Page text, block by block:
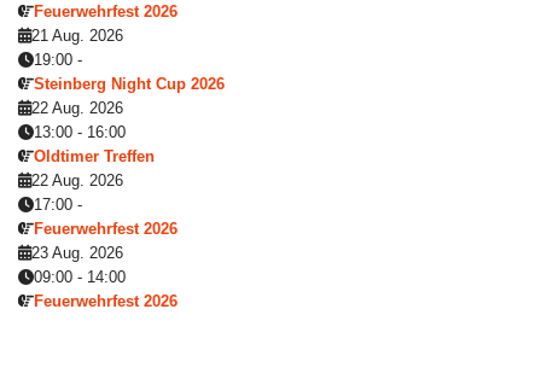
Feuerwehrfest 2026
21 Aug. 2026
19:00 -
Steinberg Night Cup 2026
22 Aug. 2026
13:00 - 16:00
Oldtimer Treffen
22 Aug. 2026
17:00 -
Feuerwehrfest 2026
23 Aug. 2026
09:00 - 14:00
Feuerwehrfest 2026